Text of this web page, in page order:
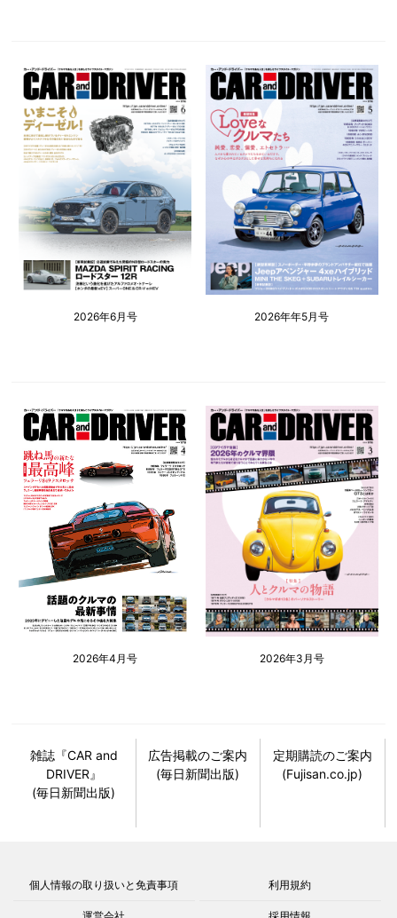
2026年6月号 2026年年5月号
2026年4月号 2026年3月号
雑誌『CAR and
DRIVER』
(毎日新聞出版)
広告掲載のご案内
(毎日新聞出版)
定期購読のご案内
(Fujisan.co.jp)
個人情報の取り扱いと免責事項 利用規約